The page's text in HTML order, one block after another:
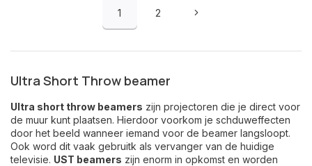
1 2
Ultra Short Throw beamer
Ultra short throw beamers zijn projectoren die je direct voor
de muur kunt plaatsen. Hierdoor voorkom je schduweffecten
door het beeld wanneer iemand voor de beamer langsloopt.
Ook word dit vaak gebruitk als vervanger van de huidige
televisie. UST beamers zijn enorm in opkomst en worden